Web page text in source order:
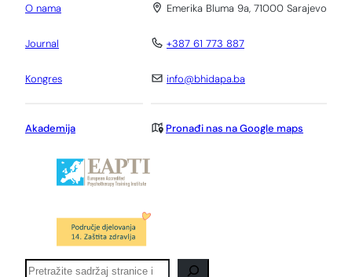
O nama
Journal
Kongres
Akademija
Emerika Bluma 9a, 71000 Sarajevo
+387 61 773 887
info@bhidapa.ba
Pronađi nas na Google maps
Pretraga